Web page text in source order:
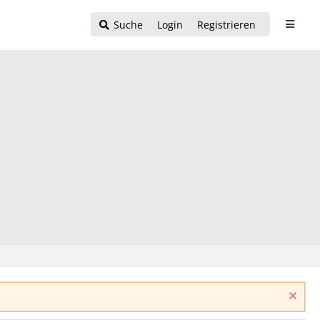
Login Registrieren
Suche